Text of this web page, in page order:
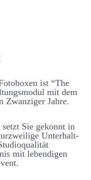
ist “The
mit dem
Zwanziger Jahre.
Sie ge­konnt in
Unter­halt­
mit lebend­igen